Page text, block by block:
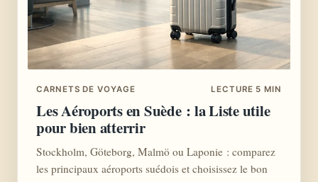
CARNETS DE VOYAGE LECTURE 5 MIN
Les Aéroports en Suède : la Liste utile
pour bien atterrir
Stockholm, Göteborg, Malmö ou Laponie : comparez
les principaux aéroports suédois et choisissez le bon